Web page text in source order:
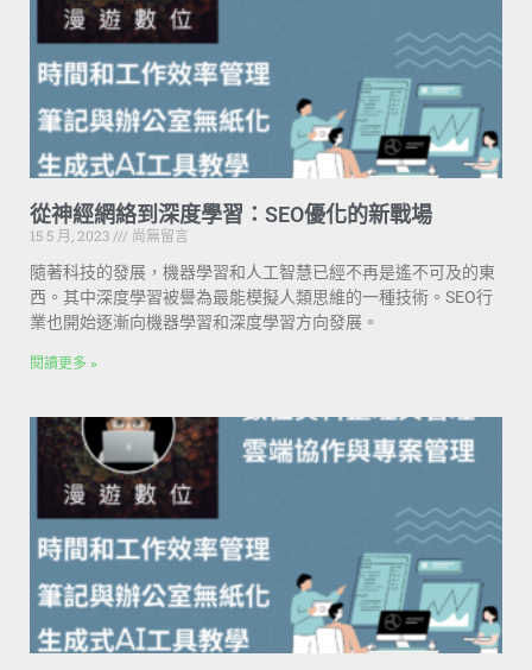
從神經網絡到深度學習：SEO優化的新戰場
15 5 月, 2023
尚無留言
隨著科技的發展，機器學習和人工智慧已經不再是遙不可及的東
西。其中深度學習被譽為最能模擬人類思維的一種技術。SEO行
業也開始逐漸向機器學習和深度學習方向發展。
閱讀更多 »